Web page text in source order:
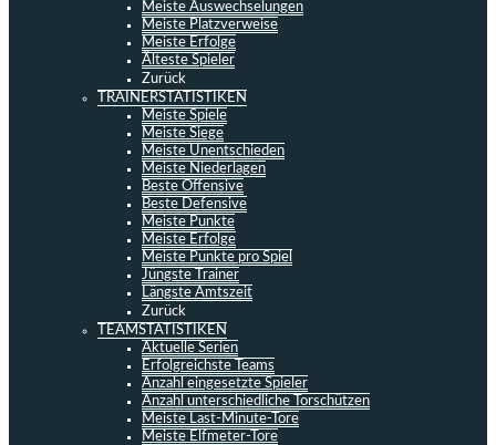
Meiste Auswechselungen
Meiste Platzverweise
Meiste Erfolge
Älteste Spieler
Zurück
TRAINERSTATISTIKEN
Meiste Spiele
Meiste Siege
Meiste Unentschieden
Meiste Niederlagen
Beste Offensive
Beste Defensive
Meiste Punkte
Meiste Erfolge
Meiste Punkte pro Spiel
Jüngste Trainer
Längste Amtszeit
Zurück
TEAMSTATISTIKEN
Aktuelle Serien
Erfolgreichste Teams
Anzahl eingesetzte Spieler
Anzahl unterschiedliche Torschützen
Meiste Last-Minute-Tore
Meiste Elfmeter-Tore